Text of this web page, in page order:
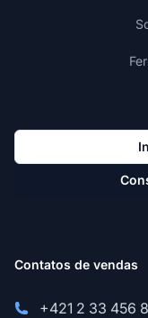
Contatos de vendas
+421 2 33 456